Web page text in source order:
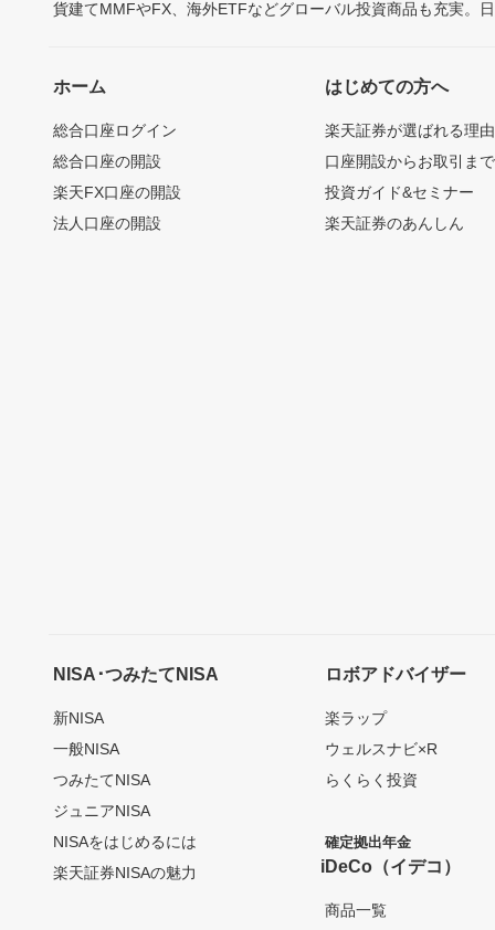
貨建てMMFやFX、海外ETFなどグローバル投資商品も充実。
ホーム
総合口座ログイン
総合口座の開設
楽天FX口座の開設
法人口座の開設
はじめての方へ
楽天証券が選ばれる理由
口座開設からお取引ま
投資ガイド&セミナー
楽天証券のあんしん
NISA･つみたてNISA
新NISA
一般NISA
つみたてNISA
ジュニアNISA
NISAをはじめるには
楽天証券NISAの魅力
ロボアドバイザー
楽ラップ
ウェルスナビ×R
らくらく投資
確定拠出年金
iDeCo（イデコ）
商品一覧